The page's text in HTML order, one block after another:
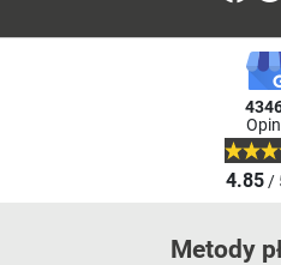
4.85/
Metody